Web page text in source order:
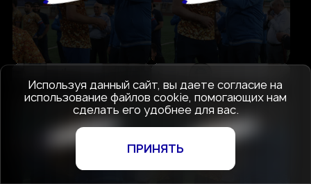
Используя данный сайт, вы даете согласие на
использование файлов cookie, помогающих нам
сделать его удобнее для вас.
ПРИНЯТЬ